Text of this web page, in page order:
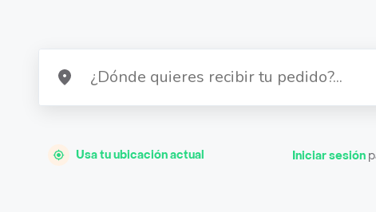
Usa tu ubicación actual Iniciar sesión